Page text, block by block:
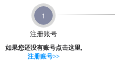
1
注册账号
如果您还没有账号点击这里,
注册账号>>